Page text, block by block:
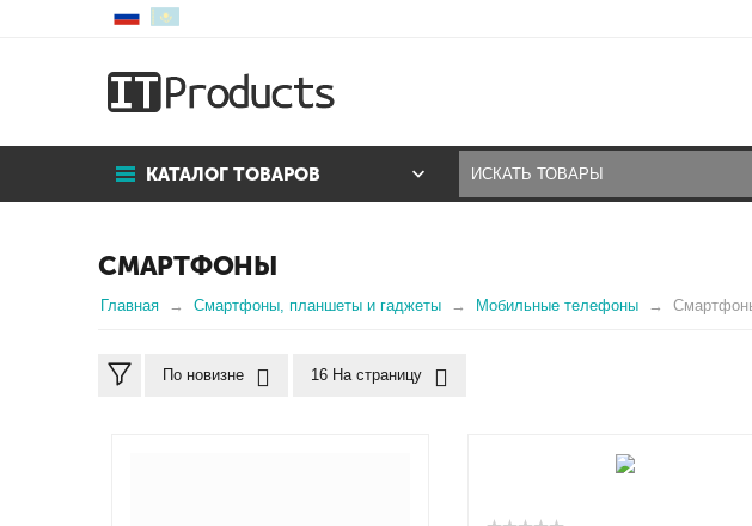
КАТАЛОГ ТОВАРОВ
СМАРТФОНЫ
Главная Смартфоны, планшеты и гаджеты Мобильные телефоны
По новизне 16 На страницу